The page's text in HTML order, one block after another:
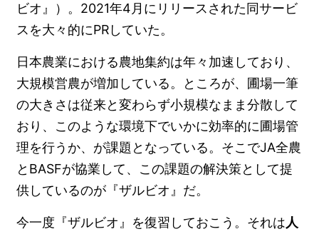
ビオ』）。2021年4月にリリースされた同サービ
スを大々的にPRしていた。
日本農業における農地集約は年々加速しており、
大規模営農が増加している。ところが、圃場一筆
の大きさは従来と変わらず小規模なまま分散して
おり、このような環境下でいかに効率的に圃場管
理を行うか、が課題となっている。そこでJA全農
とBASFが協業して、この課題の解決策として提
供しているのが『ザルビオ』だ。
今一度『ザルビオ』を復習しておこう。それは人